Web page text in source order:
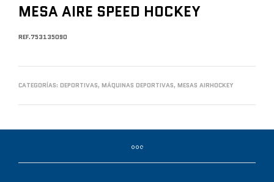
MESA AIRE SPEED HOCKEY
REF.753135090
CATEGORÍAS: DEPORTIVAS, MÁQUINAS DEPORTIVAS, MESAS AIRHOCKEY